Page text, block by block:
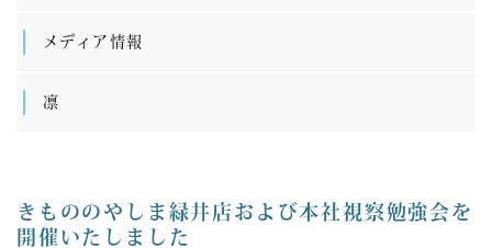
メディア情報
凛
きもののやしま緑井店および本社視察勉強会を
開催いたしました